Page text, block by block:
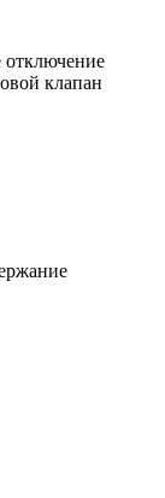
отключение
клапан